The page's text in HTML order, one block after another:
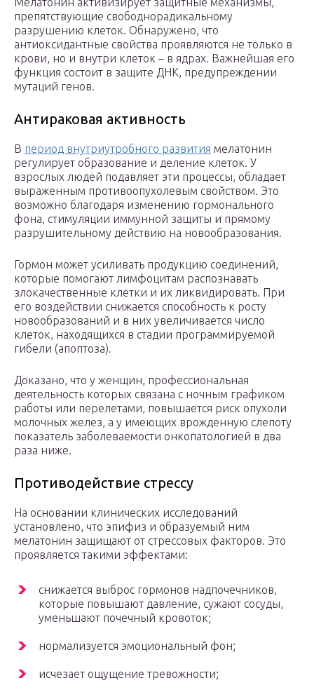
препятствующие свободнорадикальному
разрушению клеток. Обнаружено, что
антиоксидантные свойства проявляются не только в
крови, но и внутри клеток – в ядрах. Важнейшая его
функция состоит в защите ДНК, предупреждении
мутаций генов.
Антираковая активность
В период внутриутробного развития мелатонин
регулирует образование и деление клеток. У
взрослых людей подавляет эти процессы, обладает
выраженным противоопухолевым свойством. Это
возможно благодаря изменению гормонального
фона, стимуляции иммунной защиты и прямому
разрушительному действию на новообразования.
Гормон может усиливать продукцию соединений,
которые помогают лимфоцитам распознавать
злокачественные клетки и их ликвидировать. При
его воздействии снижается способность к росту
новообразований и в них увеличивается число
клеток, находящихся в стадии программируемой
гибели (апоптоза).
Доказано, что у женщин, профессиональная
деятельность которых связана с ночным графиком
работы или перелетами, повышается риск опухоли
молочных желез, а у имеющих врожденную слепоту
показатель заболеваемости онкопатологией в два
раза ниже.
Противодействие стрессу
На основании клинических исследований
установлено, что эпифиз и образуемый ним
мелатонин защищают от стрессовых факторов. Это
проявляется такими эффектами:
снижается выброс гормонов надпочечников,
которые повышают давление, сужают сосуды,
уменьшают почечный кровоток;
нормализуется эмоциональный фон;
исчезает ощущение тревожности;